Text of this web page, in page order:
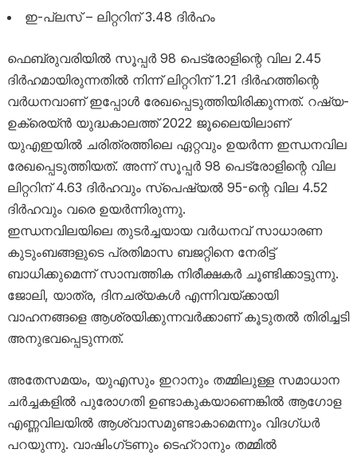
ഇ-പ്ലസ് – ലിറ്ററിന് 3.48 ദിർഹം
ഫെബ്രുവരിയിൽ സൂപ്പർ 98 പെട്രോളിന്റെ വില 2.45
ദിർഹമായിരുന്നതിൽ നിന്ന് ലിറ്ററിന് 1.21 ദിർഹത്തിന്റെ
വർധനവാണ് ഇപ്പോൾ രേഖപ്പെടുത്തിയിരിക്കുന്നത്. റഷ്യ-
ഉക്രെയ്ൻ യുദ്ധകാലത്ത് 2022 ജൂലൈയിലാണ്
യുഎഇയിൽ ചരിത്രത്തിലെ ഏറ്റവും ഉയർന്ന ഇന്ധനവില
രേഖപ്പെടുത്തിയത്. അന്ന് സൂപ്പർ 98 പെട്രോളിന്റെ വില
ലിറ്ററിന് 4.63 ദിർഹവും സ്പെഷ്യൽ 95-ന്റെ വില 4.52
ദിർഹവും വരെ ഉയർന്നിരുന്നു.
ഇന്ധനവിലയിലെ തുടർച്ചയായ വർധനവ് സാധാരണ
കുടുംബങ്ങളുടെ പ്രതിമാസ ബജറ്റിനെ നേരിട്ട്
ബാധിക്കുമെന്ന് സാമ്പത്തിക നിരീക്ഷകർ ചൂണ്ടിക്കാട്ടുന്നു.
ജോലി, യാത്ര, ദിനചര്യകൾ എന്നിവയ്ക്കായി
വാഹനങ്ങളെ ആശ്രയിക്കുന്നവർക്കാണ് കൂടുതൽ തിരിച്ചടി
അനുഭവപ്പെടുന്നത്.
അതേസമയം, യുഎസും ഇറാനും തമ്മിലുള്ള സമാധാന
ചർച്ചകളിൽ പുരോഗതി ഉണ്ടാകുകയാണെങ്കിൽ ആഗോള
എണ്ണവിലയിൽ ആശ്വാസമുണ്ടാകാമെന്നും വിദഗ്ധർ
പറയുന്നു. വാഷിംഗ്ടണും ടെഹ്‌റാനും തമ്മിൽ